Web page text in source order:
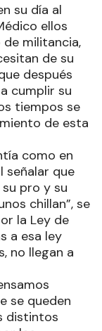
su día al
ellos
militancia,
de su
después
cumplir su
tiempos se
de esta
como en
señalar que
pro y su
chillan”, se
la Ley de
a esa ley
no llegan a
se queden
distintos